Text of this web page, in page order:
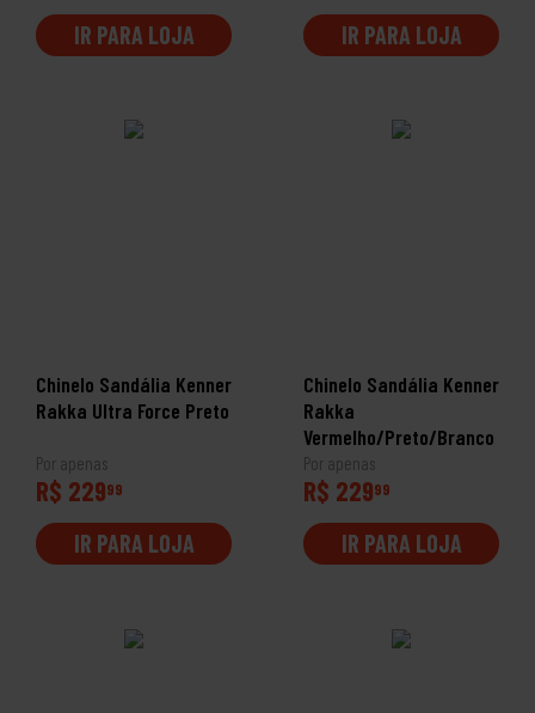
IR PARA LOJA IR PARA LOJA
Chinelo Sandália Kenner
Rakka Ultra Force Preto
Por apenas
R$ 22999
IR PARA LOJA
Chinelo Sandália Kenner
Rakka
Vermelho/Preto/Branco
Por apenas
R$ 22999
IR PARA LOJA